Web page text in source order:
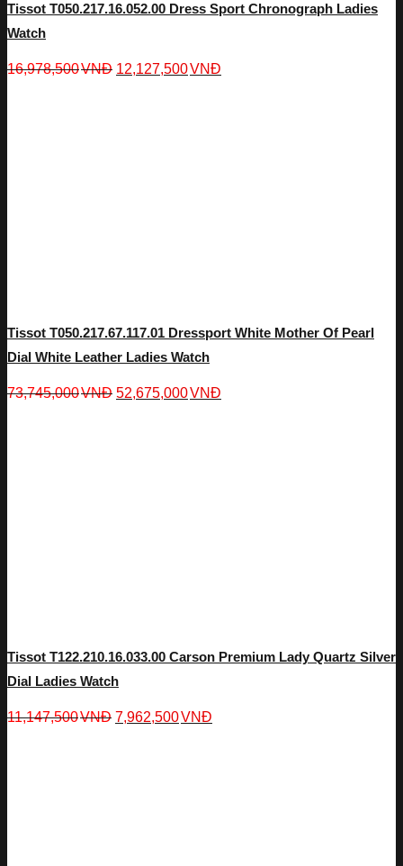
Tissot T050.217.16.052.00 Dress Sport Chronograph Ladies
Watch
16,978,500VNĐ 12,127,500VNĐ
Tissot T050.217.67.117.01 Dressport White Mother Of Pearl
Dial White Leather Ladies Watch
73,745,000VNĐ 52,675,000VNĐ
Tissot T122.210.16.033.00 Carson Premium Lady Quartz Silver
Dial Ladies Watch
11,147,500VNĐ 7,962,500VNĐ